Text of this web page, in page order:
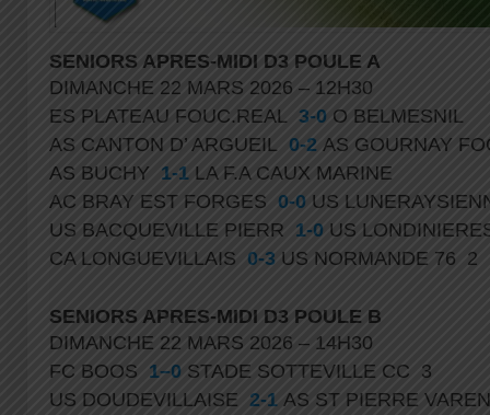
SENIORS APRES-MIDI D3 POULE A
DIMANCHE 22 MARS 2026 – 12H30
ES PLATEAU FOUC.REAL 3-0 O BELMESNIL
AS CANTON D’ ARGUEIL 0-2 AS GOURNAY
AS BUCHY 1-1 LA F.A CAUX MARINE
AC BRAY EST FORGES 0-0 US
US BACQUEVILLE PIERR 1-0 US
CA LONGUEVILLAIS 0-3 US NORMANDE 76 2
SENIORS APRES-MIDI D3 POULE B
DIMANCHE 22 MARS 2026 – 14H30
FC BOOS 1–0 STADE SOTTEVILLE CC 3
US DOUDEVILLAISE 2-1 AS ST PIERRE